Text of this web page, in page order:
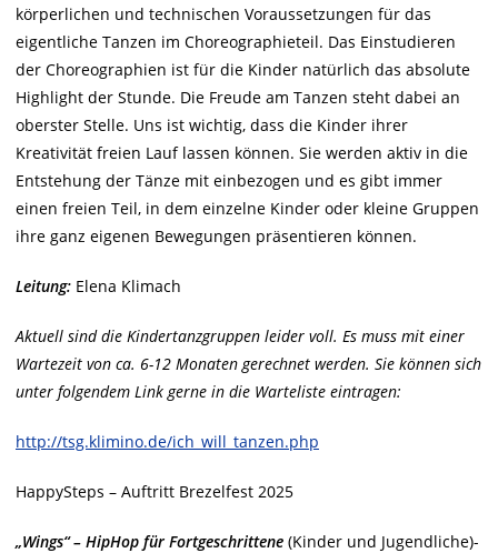
körperlichen und technischen Voraussetzungen für das
eigentliche Tanzen im Choreographieteil. Das Einstudieren
der Choreographien ist für die Kinder natürlich das absolute
Highlight der Stunde. Die Freude am Tanzen steht dabei an
oberster Stelle. Uns ist wichtig, dass die Kinder ihrer
Kreativität freien Lauf lassen können. Sie werden aktiv in die
Entstehung der Tänze mit einbezogen und es gibt immer
einen freien Teil, in dem einzelne Kinder oder kleine Gruppen
ihre ganz eigenen Bewegungen präsentieren können.
Leitung: Elena Klimach
Aktuell sind die Kindertanzgruppen leider voll. Es muss mit einer
Wartezeit von ca. 6-12 Monaten gerechnet werden. Sie können sich
unter folgendem Link gerne in die Warteliste eintragen:
http://tsg.klimino.de/ich_will_tanzen.php
HappySteps – Auftritt Brezelfest 2025
„Wings“ – HipHop für Fortgeschrittene (Kinder und Jugendliche)-